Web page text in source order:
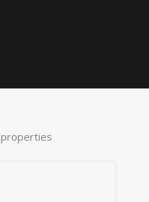
properties